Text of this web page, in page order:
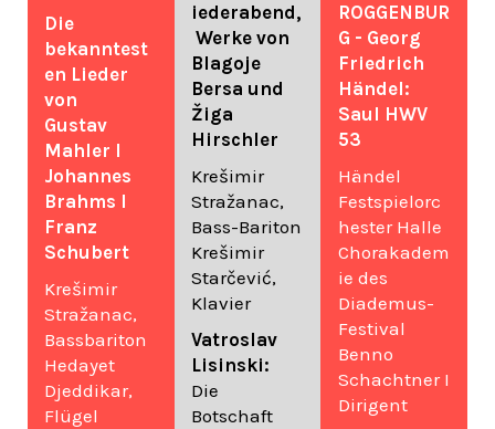
Die
bekanntest
en Lieder
von
Gustav
Mahler I
Johannes
Brahms I
Franz
Schubert
Krešimir
Stražanac,
Bassbariton
Hedayet
Djeddikar,
Flügel
iederabend,
Werke von
Blagoje
Bersa und
Žiga
Hirschler
Krešimir
Stražanac,
Bass-Bariton
Krešimir
Starčević,
Klavier
Vatroslav
Lisinski:
Die
Botschaft
ROGGENBUR
G - Georg
Friedrich
Händel:
Saul HWV
53
Händel
Festspielorc
hester Halle
Chorakadem
ie des
Diademus-
Festival
Benno
Schachtner I
Dirigent